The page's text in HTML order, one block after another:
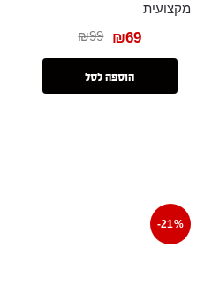
מקצועית
₪99 ₪69
הוספה לסל
-21%